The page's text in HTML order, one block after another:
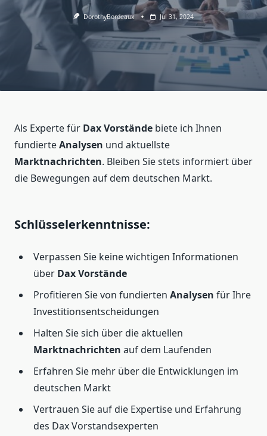
DorothyBordeaux Jul 31, 2024
Als Experte für Dax Vorstände biete ich Ihnen
fundierteAnalysen und aktuellste
Marktnachrichten. Bleiben Sie stets informiert über
die Bewegungen auf dem deutschen Markt.
Schlüsselerkenntnisse:
Verpassen Sie keine wichtigen Informationen
über Dax Vorstände
Profitieren Sie von fundierten Analysen für Ihre
Investitionsentscheidungen
Halten Sie sich über die aktuellen
Marktnachrichten auf dem Laufenden
Erfahren Sie mehr über die Entwicklungen im
deutschen Markt
Vertrauen Sie auf die Expertise und Erfahrung
des Dax Vorstandsexperten